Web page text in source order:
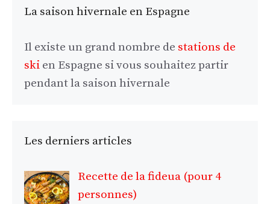
La saison hivernale en Espagne
Il existe un grand nombre de stations de
ski en Espagne si vous souhaitez partir
pendant la saison hivernale
Les derniers articles
Recette de la fideua (pour 4
personnes)